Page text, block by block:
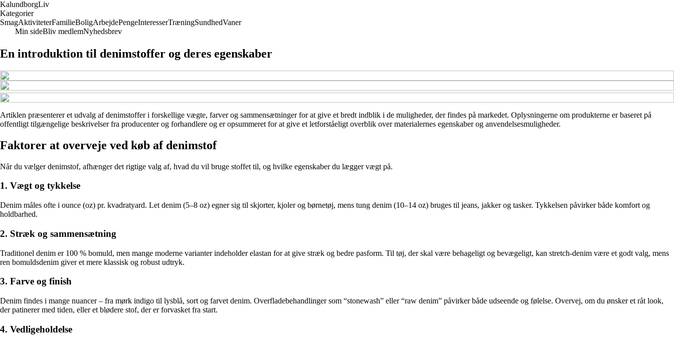
KalundborgLiv
Kategorier
SmagAktiviteterFamilieBoligArbejdePengeInteresserTræningSundhedVaner
Min sideBliv medlemNyhedsbrev
En introduktion til denimstoffer og deres egenskaber
Artiklen præsenterer et udvalg af denimstoffer i forskellige vægte, farver og sammensætninger for at give et bredt indblik i de muligheder, der findes på markedet. Oplysningerne om produkterne er baseret på
offentligt tilgængelige beskrivelser fra producenter og forhandlere og er opsummeret for at give et letforståeligt overblik over materialernes egenskaber og anvendelsesmuligheder.
Faktorer at overveje ved køb af denimstof
Når du vælger denimstof, afhænger det rigtige valg af, hvad du vil bruge stoffet til, og hvilke egenskaber du lægger vægt på.
1. Vægt og tykkelse
Denim måles ofte i ounce (oz) pr. kvadratyard. Let denim (5–8 oz) egner sig til skjorter, kjoler og børnetøj, mens tung denim (10–14 oz) bruges til jeans, jakker og tasker. Tykkelsen påvirker både komfort og
holdbarhed.
2. Stræk og sammensætning
Traditionel denim er 100 % bomuld, men mange moderne varianter indeholder elastan for at give stræk og bedre pasform. Til tøj, der skal være behageligt og bevægeligt, kan stretch-denim være et godt valg, mens
ren bomuldsdenim giver et mere klassisk og robust udtryk.
3. Farve og finish
Denim findes i mange nuancer – fra mørk indigo til lysblå, sort og farvet denim. Overfladebehandlinger som “stonewash” eller “raw denim” påvirker både udseende og følelse. Overvej, om du ønsker et råt look,
der patinerer med tiden, eller et blødere stof, der er forvasket fra start.
4. Vedligeholdelse